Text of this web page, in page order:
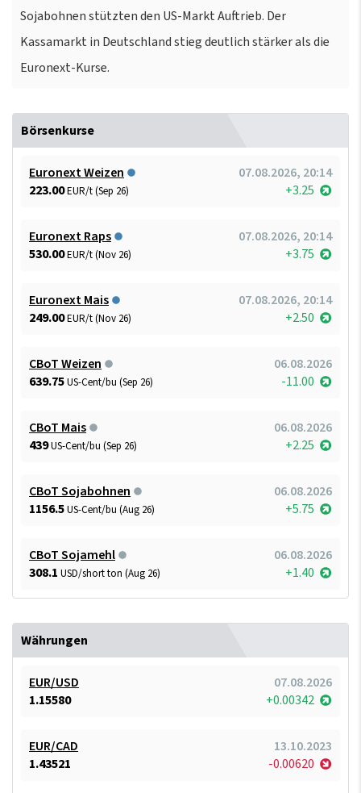
Sojabohnen stützten den US-Markt Auftrieb. Der
Kassamarkt in Deutschland stieg deutlich stärker als die
Euronext-Kurse.
Börsenkurse
Euronext Weizen
07.08.2026, 20:14
223.00EUR/t (Sep 26) +3.25
Euronext Raps
07.08.2026, 20:14
530.00EUR/t (Nov 26) +3.75
Euronext Mais
07.08.2026, 20:14
249.00EUR/t (Nov 26) +2.50
CBoT Weizen
06.08.2026
639.75US-Cent/bu (Sep 26) -11.00
CBoT Mais
06.08.2026
439US-Cent/bu (Sep 26) +2.25
CBoT Sojabohnen
06.08.2026
1156.5US-Cent/bu (Aug 26) +5.75
CBoT Sojamehl
06.08.2026
308.1 USD/short ton (Aug 26) +1.40
Währungen
EUR/USD
07.08.2026
1.15580
+0.00342
EUR/CAD
13.10.2023
1.43521
-0.00620